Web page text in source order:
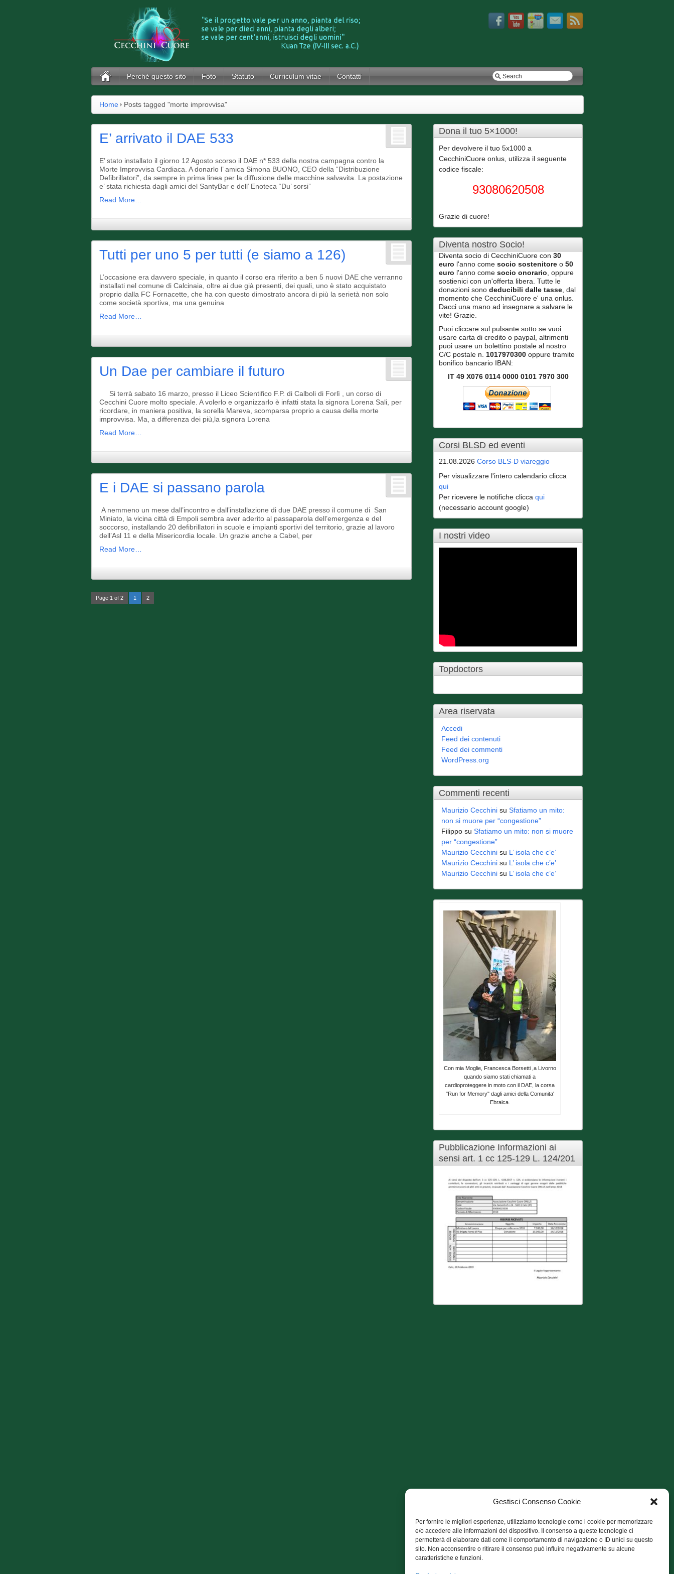
Gestisci Consenso Cookie
Per fornire le migliori esperienze, utilizziamo tecnologie come i cookie per memorizzare
e/o accedere alle informazioni del dispositivo. Il consenso a queste tecnologie ci
permetterà di elaborare dati come il comportamento di navigazione o ID unici su questo
sito. Non acconsentire o ritirare il consenso può influire negativamente su alcune
caratteristiche e funzioni.
Perchè questo sito Foto Statuto Curriculum vitae Contatti
Home Posts tagged "morte improvvisa"
E’ arrivato il DAE 533
E’ stato installato il giorno 12 Agosto scorso il DAE n* 533 della nostra campagna contro la
Morte Improvvisa Cardiaca. A donarlo l’ amica Simona BUONO, CEO della “Distribuzione
Defibrillatori”, da sempre in prima linea per la diffusione delle macchine salvavita. La postazione
e’ stata richiesta dagli amici del SantyBar e dell’ Enoteca “Du’ sorsi”
Read More…
Tutti per uno 5 per tutti (e siamo a 126)
L’occasione era davvero speciale, in quanto il corso era riferito a ben 5 nuovi DAE che verranno
installati nel comune di Calcinaia, oltre ai due già presenti, dei quali, uno è stato acquistato
proprio dalla FC Fornacette, che ha con questo dimostrato ancora di più la serietà non solo
come società sportiva, ma una genuina
Read More…
Un Dae per cambiare il futuro
Si terrà sabato 16 marzo, presso il Liceo Scientifico F.P. di Calboli di Forlì , un corso di
Cecchini Cuore molto speciale. A volerlo e organizzarlo è infatti stata la signora Lorena Sali, per
ricordare, in maniera positiva, la sorella Mareva, scomparsa proprio a causa della morte
improvvisa. Ma, a differenza dei più,la signora Lorena
Read More…
E i DAE si passano parola
A nemmeno un mese dall’incontro e dall’installazione di due DAE presso il comune di San
Miniato, la vicina città di Empoli sembra aver aderito al passaparola dell’emergenza e del
soccorso, installando 20 defibrillatori in scuole e impianti sportivi del territorio, grazie al lavoro
dell’Asl 11 e della Misericordia locale. Un grazie anche a Cabel, per
Read More…
Page 1 of 2 1 2
Dona il tuo 5×1000!
Per devolvere il tuo 5x1000 a
CecchiniCuore onlus, utilizza il seguente
codice fiscale:
93080620508
Grazie di cuore!
Diventa nostro Socio!
Diventa socio di CecchiniCuore con30
euro l'anno comesocio sostenitore o50
euro l'anno comesocio onorario , oppure
sostienici con un'offerta libera. Tutte le
donazioni sonodeducibili dalle tasse , dal
momento che CecchiniCuore e' una onlus.
Dacci una mano ad insegnare a salvare le
vite! Grazie.
Puoi cliccare sul pulsante sotto se vuoi
usare carta di credito o paypal, altrimenti
puoi usare un bolettino postale al nostro
C/C postale n. 1017970300 oppure tramite
bonifico bancario IBAN:
IT 49 X076 0114 0000 0101 7970 300
Corsi BLSD ed eventi
21.08.2026 Corso BLS-D viareggio
Per visualizzare l'intero calendario clicca
qui
Per ricevere le notifiche cliccaqui
(necessario account google)
I nostri video
Topdoctors
Area riservata
Accedi
Feed dei contenuti
Feed dei commenti
WordPress.org
Commenti recenti
Maurizio Cecchini suSfatiamo un mito:
non si muore per “congestione”
Filippo suSfatiamo un mito: non si muore
per “congestione”
Maurizio Cecchini su L’ isola che c’e’
Maurizio Cecchini su L’ isola che c’e’
Maurizio Cecchini su L’ isola che c’e’
Con mia Moglie, Francesca Borsetti ,a Livorno
quando siamo stati chiamati a
cardioproteggere in moto con il DAE, la corsa
"Run for Memory" dagli amici della Comunita'
Ebraica.
Pubblicazione Informazioni ai
sensi art. 1 cc 125-129 L. 124/201